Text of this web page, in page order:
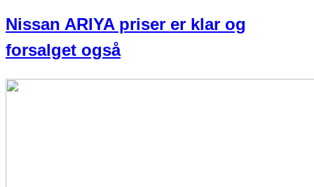
Nissan ARIYA priser er klar og
forsalget også